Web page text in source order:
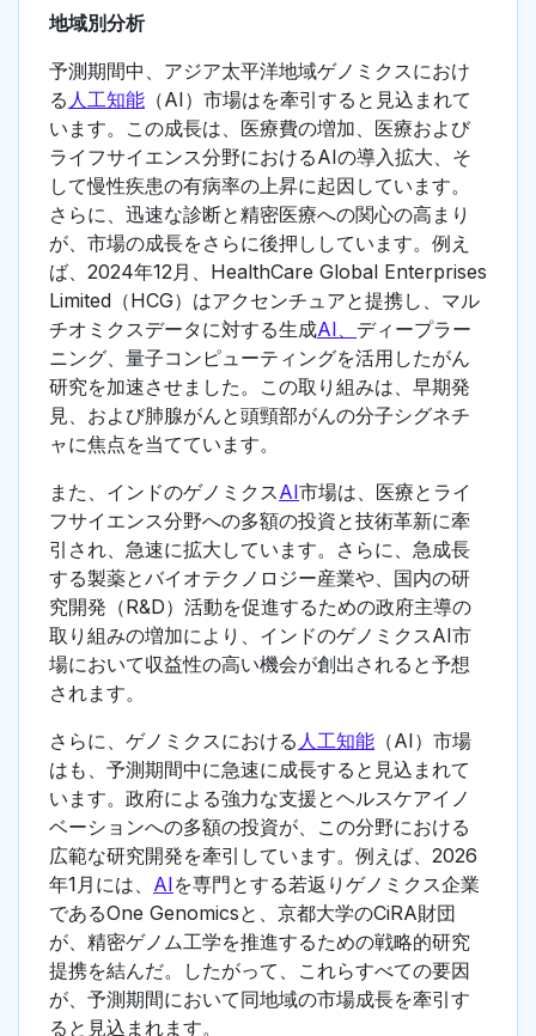
地域別分析
予測期間中、アジア太平洋地域ゲノミクスにおけ
る 人工知能 （AI）市場はを牽引すると見込まれて
います。この成長は、医療費の増加、医療および
ライフサイエンス分野におけるAIの導入拡大、そ
して慢性疾患の有病率の上昇に起因しています。
さらに、迅速な診断と精密医療への関心の高まり
が、市場の成長をさらに後押ししています。例え
ば、2024年12月、HealthCare Global Enterprises
Limited（HCG）はアクセンチュアと提携し、マル
チオミクスデータに対する生成AI、 ディープラー
ニング、量子コンピューティングを活用したがん
研究を加速させました。この取り組みは、早期発
見、および肺腺がんと頭頸部がんの分子シグネチ
ャに焦点を当てています。
また、インドのゲノミクスAI市場は、医療とライ
フサイエンス分野への多額の投資と技術革新に牽
引され、急速に拡大しています。さらに、急成長
する製薬とバイオテクノロジー産業や、国内の研
究開発（R&D）活動を促進するための政府主導の
取り組みの増加により、インドのゲノミクスAI市
場において収益性の高い機会が創出されると予想
されます。
さらに、ゲノミクスにおける 人工知能 （AI）市場
はも、予測期間中に急速に成長すると見込まれて
います。政府による強力な支援とヘルスケアイノ
ベーションへの多額の投資が、この分野における
広範な研究開発を牽引しています。例えば、2026
年1月には、 AIを専門とする若返りゲノミクス企業
であるOne Genomicsと、京都大学のCiRA財団
が、精密ゲノム工学を推進するための戦略的研究
提携を結んだ。したがって、これらすべての要因
が、予測期間において同地域の市場成長を牽引す
ると見込まれます。